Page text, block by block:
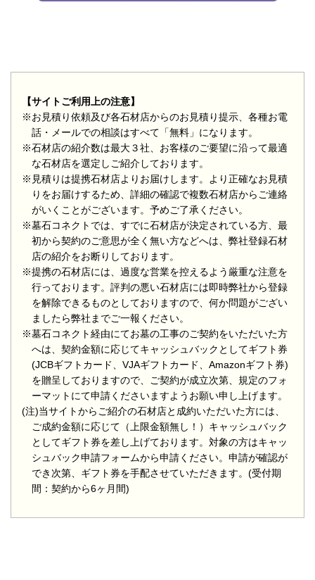
【サイトご利用上の注意】
※お見積り依頼及び各石材店からのお見積り提示、各種お電
話・メールでの相談はすべて「無料」になります。
※石材店の紹介数は最大３社、お客様のご要望に沿って最適
な石材店を選定しご紹介しております。
※見積りは提携石材店よりお届けします。より正確なお見積
りをお届けするため、詳細の確認で複数石材店からご連絡
がいくことがございます。予めご了承ください。
※墓石コネクトでは、すでに石材店が決定されている方、最
初から契約のご意思が全く無い方などへは、弊社登録石材
店の紹介をお断りしております。
※提携の石材店には、過度な営業を控えるよう厳重な注意を
行っております。評判の悪い石材店には即時弊社から登録
を解除できるものとしておりますので、何か問題がござい
ましたら弊社までご一報ください。
※墓石コネクト経由にてお墓の工事のご契約をいただいた方
へは、契約金額に応じてキャッシュバックとしてギフト券
(JCBギフトカード、VJAギフトカード、Amazonギフト券)
を贈呈しておりますので、ご契約が成立次第、規定のフォ
ーマットにて申請くださいますようお願い申し上げます。
(注)当サイトからご紹介の石材店と成約いただいた方には、
ご成約金額に応じて（上限金額無し！）キャッシュバック
としてギフト券を差し上げております。対象の方はキャッ
シュバック申請フォームから申請ください。申請が確認が
でき次第、ギフト券を手配させていただきます。(受付期
間：契約から6ヶ月間)